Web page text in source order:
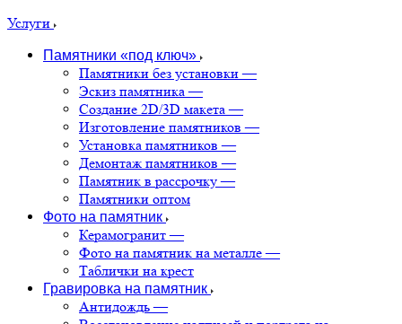
Услуги
Памятники «под ключ»
Памятники без установки —
Эскиз памятника —
Создание 2D/3D макета —
Изготовление памятников —
Установка памятников —
Демонтаж памятников —
Памятник в рассрочку —
Памятники оптом
Фото на памятник
Керамогранит —
Фото на памятник на металле —
Таблички на крест
Гравировка на памятник
Антидождь —